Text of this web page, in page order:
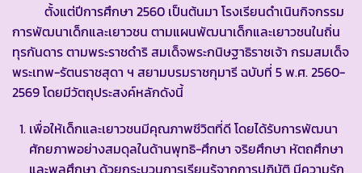
ตั้งแต่ปีการศึกษา 2560 เป็นต้นมา โรงเรียนดำเนินกิจกรรม
การพัฒนาเด็กและเยาวชน ตามแผนพัฒนาเด็กและเยาวชนในถิ่น
ทุรกันดาร ตามพระราชดำริ สมเด็จพระกนิษฐาธิราชเจ้า กรมสมเด็จ
พระเทพ-รัตนราชสุดา ฯ สยามบรมราชกุมารี ฉบับที่ 5 พ.ศ. 2560-
2569 โดยมีวัตถุประสงค์หลักดังนี้
เพื่อให้เด็กและเยาวชนมีคุณภาพชีวิตที่ดี โดยได้รับการพัฒนา
ศักยภาพอย่างสมดุลในด้านพุทธิ-ศึกษา จริยศึกษา หัตถศึกษา